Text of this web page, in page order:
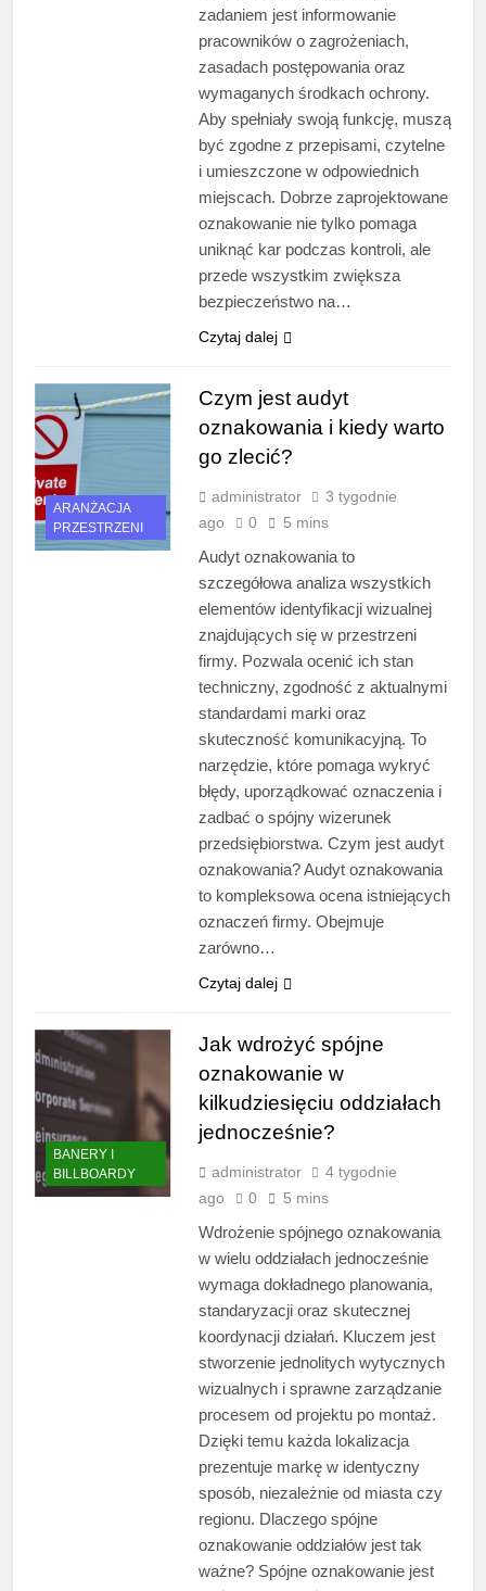
zadaniem jest informowanie
pracowników o zagrożeniach,
zasadach postępowania oraz
wymaganych środkach ochrony.
Aby spełniały swoją funkcję, muszą
być zgodne z przepisami, czytelne
i umieszczone w odpowiednich
miejscach. Dobrze zaprojektowane
oznakowanie nie tylko pomaga
uniknąć kar podczas kontroli, ale
przede wszystkim zwiększa
bezpieczeństwo na…
Czytaj dalej
ARANŻACJA
PRZESTRZENI
Czym jest audyt
oznakowania i kiedy warto
go zlecić?
administrator
3 tygodnie
ago
0 5 mins
Audyt oznakowania to
szczegółowa analiza wszystkich
elementów identyfikacji wizualnej
znajdujących się w przestrzeni
firmy. Pozwala ocenić ich stan
techniczny, zgodność z aktualnymi
standardami marki oraz
skuteczność komunikacyjną. To
narzędzie, które pomaga wykryć
błędy, uporządkować oznaczenia i
zadbać o spójny wizerunek
przedsiębiorstwa. Czym jest audyt
oznakowania? Audyt oznakowania
to kompleksowa ocena istniejących
oznaczeń firmy. Obejmuje
zarówno…
Czytaj dalej
BANERY I
BILLBOARDY
Jak wdrożyć spójne
oznakowanie w
kilkudziesięciu oddziałach
jednocześnie?
administrator
4 tygodnie
ago
0 5 mins
Wdrożenie spójnego oznakowania
w wielu oddziałach jednocześnie
wymaga dokładnego planowania,
standaryzacji oraz skutecznej
koordynacji działań. Kluczem jest
stworzenie jednolitych wytycznych
wizualnych i sprawne zarządzanie
procesem od projektu po montaż.
Dzięki temu każda lokalizacja
prezentuje markę w identyczny
sposób, niezależnie od miasta czy
regionu. Dlaczego spójne
oznakowanie oddziałów jest tak
ważne? Spójne oznakowanie jest